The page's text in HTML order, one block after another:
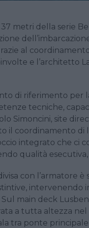
metri della serie
al
e l’architetto
di riferimento per
tecniche,
Simoncini, site
il coordinamento di
integrato che ci
qualità
con l’armatore
intervenendo
main deck
a tutta altezza
tra ponte